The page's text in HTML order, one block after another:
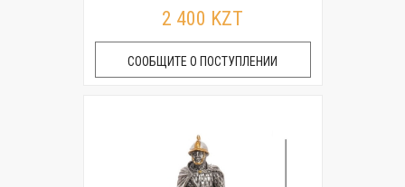
2 400 KZT
СООБЩИТЕ О ПОСТУПЛЕНИИ